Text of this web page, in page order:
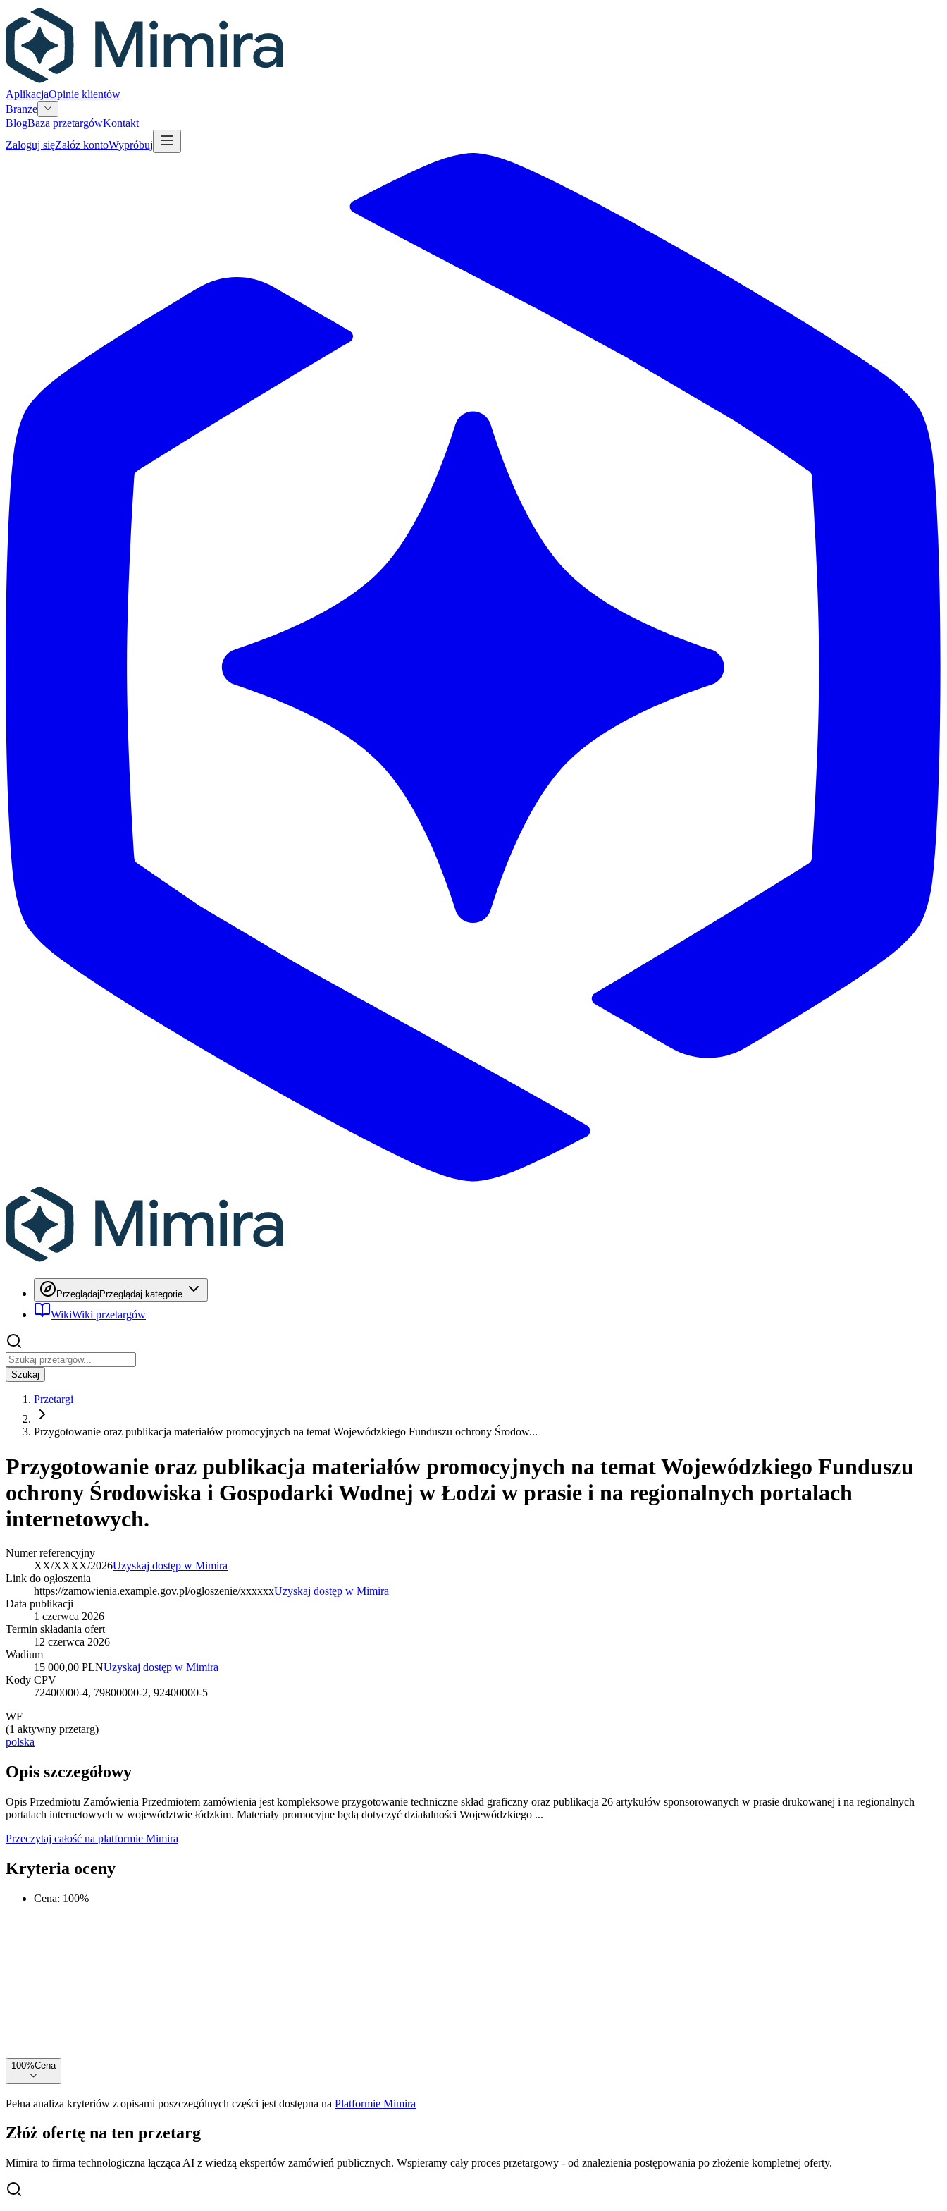
AplikacjaOpinie klientów
Branże
BlogBaza przetargówKontakt
Zaloguj sięZałóż kontoWypróbuj
Przeglądaj Przeglądaj kategorie
WikiWiki przetargów
Szukaj
Przetargi
Przygotowanie oraz publikacja materiałów promocyjnych na temat Wojewódzkiego Funduszu ochrony Środow...
Przygotowanie oraz publikacja materiałów promocyjnych na temat Wojewódzkiego Funduszu
ochrony Środowiska i Gospodarki Wodnej w Łodzi w prasie i na regionalnych portalach
internetowych.
Numer referencyjny
XX/XXXX/2026Uzyskaj dostęp w Mimira
Link do ogłoszenia
https://zamowienia.example.gov.pl/ogloszenie/xxxxxxUzyskaj dostęp w Mimira
Data publikacji
1 czerwca 2026
Termin składania ofert
12 czerwca 2026
Wadium
15 000,00 PLNUzyskaj dostęp w Mimira
Kody CPV
72400000-4, 79800000-2, 92400000-5
WF
(1 aktywny przetarg)
polska
Opis szczegółowy
Opis Przedmiotu Zamówienia Przedmiotem zamówienia jest kompleksowe przygotowanie techniczne skład graficzny oraz publikacja 26 artykułów sponsorowanych w prasie drukowanej i na regionalnych
portalach internetowych w województwie łódzkim. Materiały promocyjne będą dotyczyć działalności Wojewódzkiego ...
Przeczytaj całość na platformie Mimira
Kryteria oceny
Cena: 100%
100%Cena
Pełna analiza kryteriów z opisami poszczególnych części jest dostępna na Platformie Mimira
Złóż ofertę na ten przetarg
Mimira to firma technologiczna łącząca AI z wiedzą ekspertów zamówień publicznych. Wspieramy cały proces przetargowy - od znalezienia postępowania po złożenie kompletnej oferty.